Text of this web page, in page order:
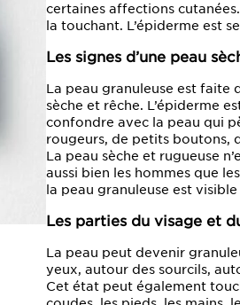
certaines affections
la touchant. L’épiderme est
Les signes d’une peau
La peau granuleuse est faite
sèche et rêche. L’épiderme
confondre avec la peau qui
rougeurs, de petits boutons,
La peau sèche et rugueuse
aussi bien les hommes que
la peau granuleuse est
Les parties du visage et
La peau peut devenir
yeux, autour des sourcils,
Cet état peut également